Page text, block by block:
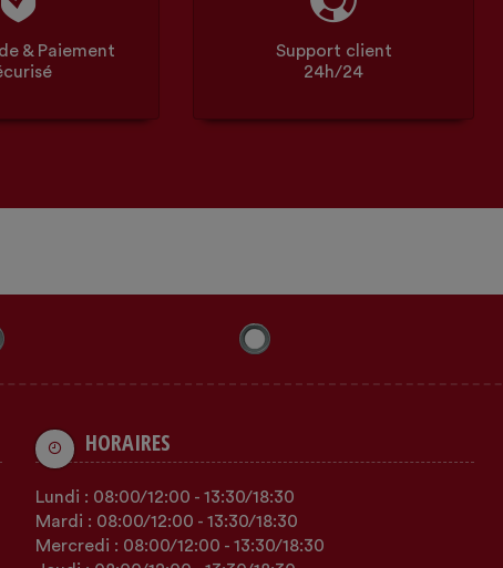
& Paiement
Support client
24h/24
HORAIRES
Lundi : 08:00/12:00 - 13:30/18:30
Mardi : 08:00/12:00 - 13:30/18:30
Mercredi : 08:00/12:00 - 13:30/18:30